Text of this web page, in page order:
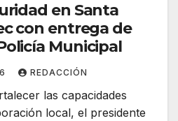
en Santa
con entrega de
Municipal
REDACCIÓN
las capacidades
local, el presidente